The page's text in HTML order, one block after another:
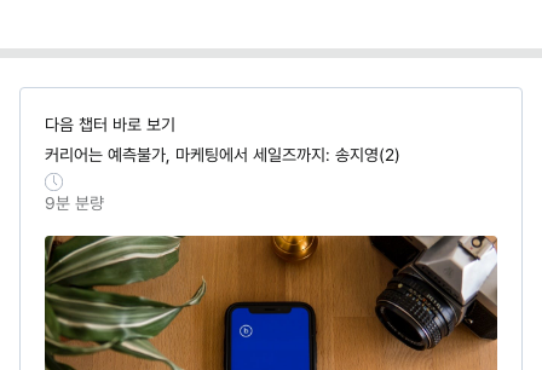
다음 챕터 바로 보기
커리어는 예측불가, 마케팅에서 세일즈까지: 송지영(2)
9분 분량